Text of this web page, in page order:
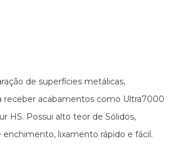
de superfícies metálicas,
receber acabamentos como Ultra7000
HS. Possui alto teor de Sólidos,
lixamento rápido e fácil.